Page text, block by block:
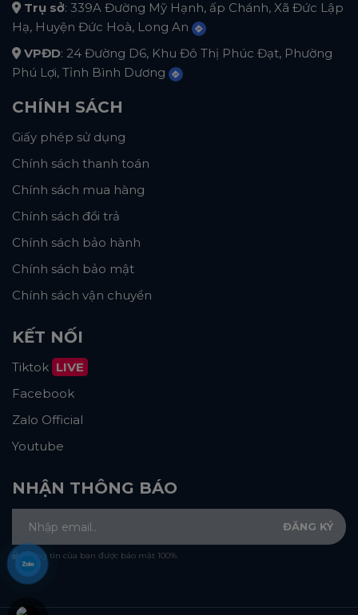
Trụ sở: 339A Đường Mỹ Hạnh, ấp Chánh, Xã Đức Lập
Hạ, Huyện Đức Hoà, Long An
VPĐD: 24 Đường D6, Khu Đô Thị Phúc Đạt, Phường
Phú Lợi, Tỉnh Bình Dương
CHÍNH SÁCH
Giấy phép sử dụng
Chính sách thanh toán
Chính sách mua hàng
Chính sách đổi trả
Chính sách bảo hành
Chính sách bảo mật
Chính sách vận chuyển
KẾT NỐI
Tiktok LIVE
Facebook
Zalo Official
Youtube
NHẬN THÔNG BÁO
Thông tin của bạn được bảo mật 100%.